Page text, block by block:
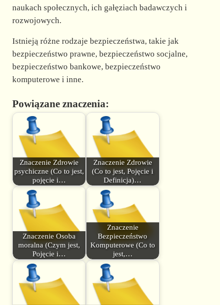
naukach społecznych, ich gałęziach badawczych i
rozwojowych.
Istnieją różne rodzaje bezpieczeństwa, takie jak
bezpieczeństwo prawne, bezpieczeństwo socjalne,
bezpieczeństwo bankowe, bezpieczeństwo
komputerowe i inne.
Powiązane znaczenia:
Znaczenie Zdrowie
psychiczne (Co to jest,
pojęcie i…
Znaczenie Zdrowie
(Co to jest, Pojęcie i
Definicja)…
Znaczenie Osoba
moralna (Czym jest,
Pojęcie i…
Znaczenie
Bezpieczeństwo
Komputerowe (Co to
jest,…